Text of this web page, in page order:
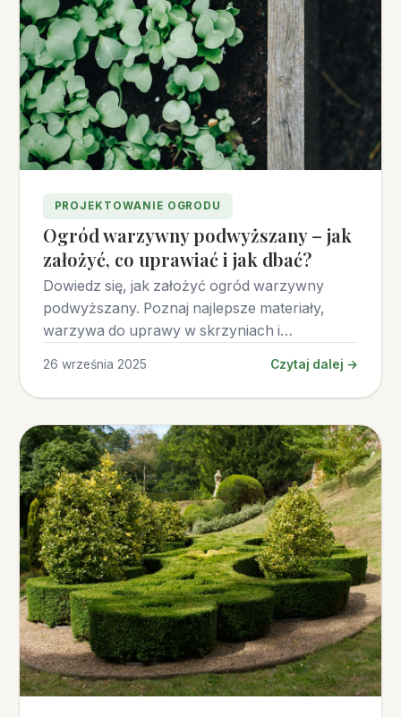
PROJEKTOWANIE OGRODU
Ogród warzywny podwyższany – jak
założyć, co uprawiać i jak dbać?
Dowiedz się, jak założyć ogród warzywny
podwyższany. Poznaj najlepsze materiały,
warzywa do uprawy w skrzyniach i
26 września 2025 Czytaj dalej →